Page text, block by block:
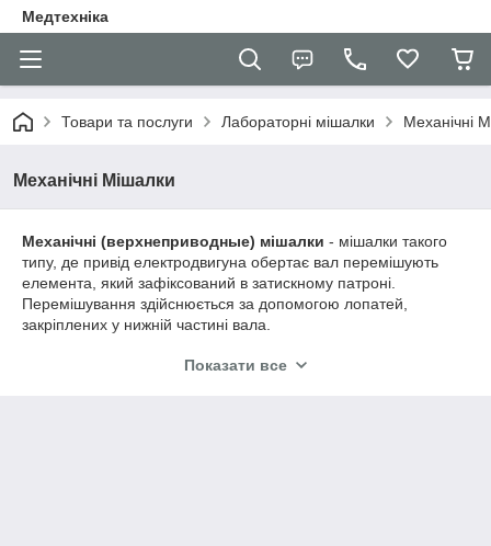
Медтехніка
Товари та послуги Лабораторні мішалки Механічні
Механічні Мішалки
Механічні (верхнеприводные) мішалки - мішалки такого
типу, де привід електродвигуна обертає вал перемішують
елемента, який зафіксований в затискному патроні.
Перемішування здійснюється за допомогою лопатей,
закріплених у нижній частині вала.
середовищ і гелів з високою в'язкістю.
Показати все